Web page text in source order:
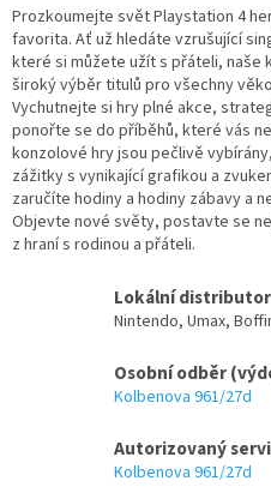
í
ý
i
Prozkoumejte svět Playstation 4
favorita. Ať už hledáte vzrušující
které si můžete užít s přáteli, naše
široký výběr titulů pro všechny
Vychutnejte si hry plné akce,
ponořte se do příběhů, které vás
konzolové hry jsou pečlivě
zážitky s vynikající grafikou a
zaručíte hodiny a hodiny zábavy a
Objevte nové světy, postavte se
z hraní s rodinou a přáteli.
Lokální distributor
Nintendo, Umax,
Osobní odběr
Kolbenova 961/27d
Autorizovaný
Kolbenova 961/27d